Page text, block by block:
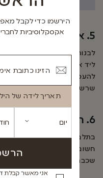
5. אביזרים משלימים בעדינות
לבנות אפשר לבחור סרט
ליד או נעליים תואמות – כל
להעמיס. לבנים אפשר להוסיף
שרשרת מחברת בין שש
6. התחשבות במזג האוויר
בתלבושת אלגנטית לרוב אין
חשוב שבקיץ – הבדים יהיו
שכבה כמו קרדיגן, שרוולון
הירשמו כדי לקבל
אקסקלוסיביות לחברי
תאריך לידה של
אני מאשר קבלת